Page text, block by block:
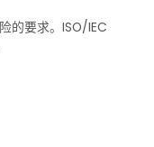
的要求。ISO/IEC